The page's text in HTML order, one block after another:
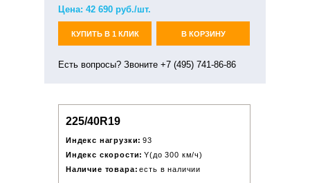
Цена: 42 690 руб./шт.
КУПИТЬ В 1 КЛИК В КОРЗИНУ
Есть вопросы? Звоните +7 (495) 741-86-86
225/40R19
Индекс нагрузки: 93
Индекс скорости: Y(до 300 км/ч)
Наличие товара: есть в наличии